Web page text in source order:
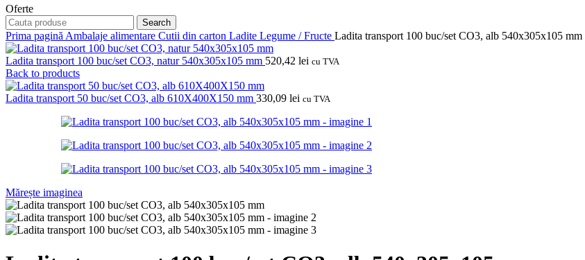
Oferte
Search
Prima pagină Ambalaje alimentare Cutii din carton Ladite Legume / Fructe Ladita transport 100 buc/set CO3, alb 540x305x105 mm
Ladita transport 100 buc/set CO3, natur 540x305x105 mm 520,42 lei cu TVA
Back to products
Ladita transport 50 buc/set CO3, alb 610X400X150 mm 330,09 lei cu TVA
Mărește imaginea